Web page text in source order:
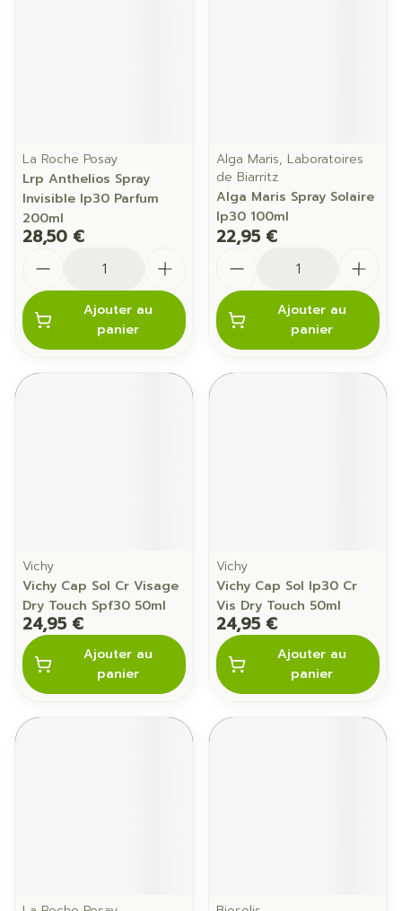
La Roche Posay
Lrp Anthelios Spray
Invisible Ip30 Parfum
200ml
28,50 €
Ajouter au
panier
Alga Maris, Laboratoires
de Biarritz
Alga Maris Spray Solaire
Ip30 100ml
22,95 €
Ajouter au
panier
Vichy
Vichy Cap Sol Cr Visage
Dry Touch Spf30 50ml
24,95 €
Ajouter au
panier
Vichy
Vichy Cap Sol Ip30 Cr
Vis Dry Touch 50ml
24,95 €
Ajouter au
panier